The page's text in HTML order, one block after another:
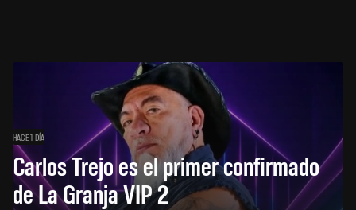
HACE 1 DÍA
Carlos Trejo es el primer confirmado
de La Granja VIP 2